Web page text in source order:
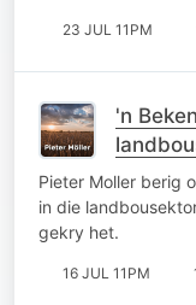
23 JUL 11PM
'n
gekry
Pieter Moller berig
in die
gekry het.
16 JUL 11PM